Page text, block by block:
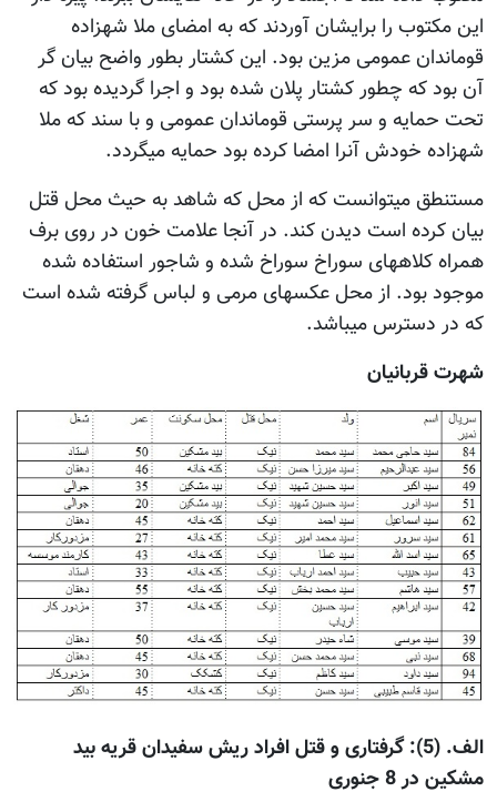
این مکتوب را برایشان آوردند که به امضای ملا شهزاده
قوماندان عمومی مزین بود. این کشتار بطور واضح بیان گر
آن بود که چطور کشتار پلان شده بود و اجرا گردیده بود که
تحت حمایه و سر پرستی قوماندان عمومی و با سند که ملا
شهزاده خودش آنرا امضا کرده بود حمایه میگردد.
مستنطق میتوانست که از محل که شاهد به حیث محل قتل
بیان کرده است دیدن کند. در آنجا علامت خون در روی برف
همراه کلاههای سوراخ سوراخ شده و شاجور استفاده شده
موجود بود. از محل عکسهای مرمی و لباس گرفته شده است
که در دسترس میباشد.
شهرت قربانیان
الف. (5): گرفتاری و قتل افراد ریش سفیدان قریه بید
مشکین در 8 جنوری